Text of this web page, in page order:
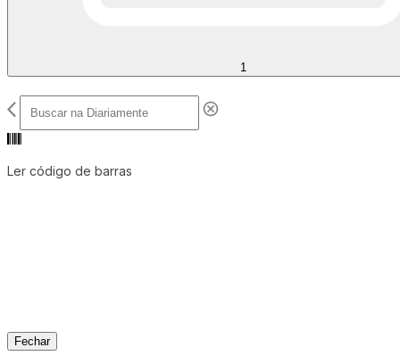
1
Ler código de barras
Fechar